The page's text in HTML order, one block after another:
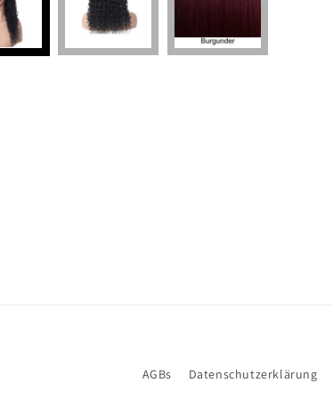
AGBs Datenschutzerklärung